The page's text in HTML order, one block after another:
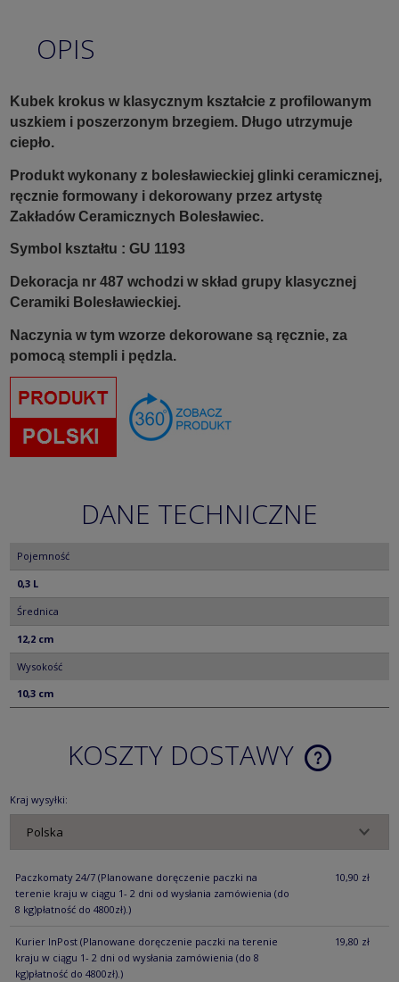
OPIS
Kubek krokus w klasycznym kształcie z profilowanym
uszkiem i poszerzonym brzegiem. Długo utrzymuje
ciepło.
Produkt wykonany z bolesławieckiej glinki ceramicznej,
ręcznie formowany i dekorowany przez artystę
Zakładów Ceramicznych Bolesławiec.
Symbol kształtu : GU 1193
Dekoracja nr 487 wchodzi w skład grupy klasycznej
Ceramiki Bolesławieckiej.
Naczynia w tym wzorze dekorowane są ręcznie, za
pomocą stempli i pędzla.
DANE TECHNICZNE
Pojemność
0,3 L
Średnica
12,2 cm
Wysokość
10,3 cm
KOSZTY DOSTAWY
CENA NIE
Kraj wysyłki:
Paczkomaty 24/7 (Planowane doręczenie paczki na
terenie kraju w ciągu 1- 2 dni od wysłania zamówienia (do
8 kg)płatność do 4800zł).)
10,90 zł
Kurier InPost (Planowane doręczenie paczki na terenie
kraju w ciągu 1- 2 dni od wysłania zamówienia (do 8
kg)płatność do 4800zł).)
19,80 zł